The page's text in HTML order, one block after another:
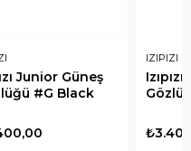
Junior Güneş
#G Black
IZIPIZI